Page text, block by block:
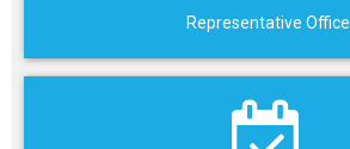
Representative Office